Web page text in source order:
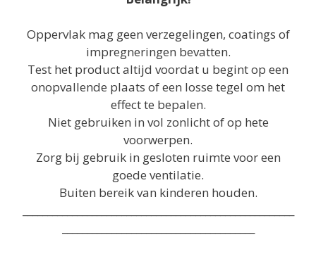
Oppervlak mag geen verzegelingen, coatings of
impregneringen bevatten.
Test het product altijd voordat u begint op een
onopvallende plaats of een losse tegel om het
effect te bepalen.
Niet gebruiken in vol zonlicht of op hete
voorwerpen.
Zorg bij gebruik in gesloten ruimte voor een
goede ventilatie.
Buiten bereik van kinderen houden.